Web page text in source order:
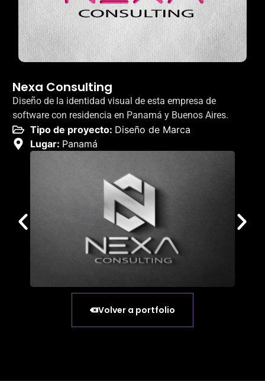
Nexa Consulting
Diseño de la identidad visual de esta empresa de
software con residencia en Panamá y Buenos Aires.
Tipo de proyecto: Diseño de Marca
Lugar: Panamá
Volver a portfolio